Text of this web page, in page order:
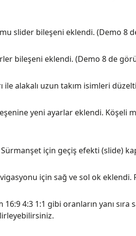
slider bileşeni eklendi. (Demo 8
bileşeni eklendi. (Demo 8 de
ile alakalı uzun takım isimleri
yeni ayarlar eklendi. Köşeli
için geçiş efekti (slide)
için sağ ve sol ok eklendi.
16:9 4:3 1:1 gibi oranların yanı